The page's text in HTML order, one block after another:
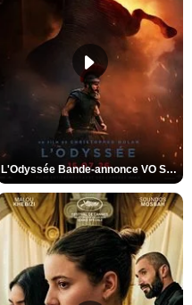
L'Odyssée Bande-annonce VO STFR